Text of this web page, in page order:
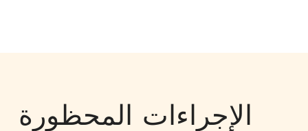
الإجراءات المحظورة